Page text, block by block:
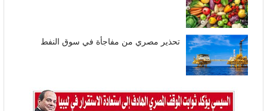
تحذير مصري من مفاجأة في سوق النفط